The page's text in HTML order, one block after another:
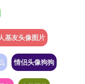
基友头像图片
情侣头像狗狗